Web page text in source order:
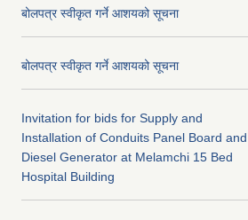
बोलपत्र स्वीकृत गर्ने आशयको सूचना
बोलपत्र स्वीकृत गर्ने आशयको सूचना
Invitation for bids for Supply and
Installation of Conduits Panel Board and
Diesel Generator at Melamchi 15 Bed
Hospital Building